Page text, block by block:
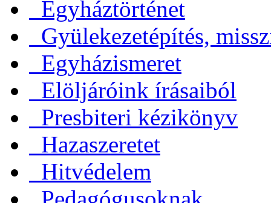
Egyháztörténet
Gyülekezetépítés,
Egyházismeret
Elöljáróink írásaiból
Presbiteri kézikönyv
Hazaszeretet
Hitvédelem